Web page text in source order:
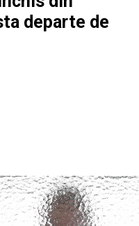
departe de